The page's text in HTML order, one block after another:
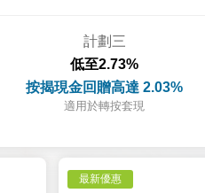
計劃三
低至2.73%
按揭現金回贈高達 2.03%
適用於轉按套現
最新優惠